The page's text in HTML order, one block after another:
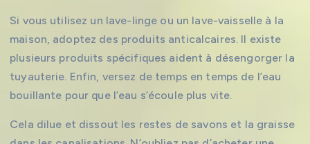
Si vous utilisez un lave-linge ou un lave-vaisselle à la
maison, adoptez des produits anticalcaires. Il existe
plusieurs produits spécifiques aident à désengorger la
tuyauterie. Enfin, versez de temps en temps de l’eau
bouillante pour que l’eau s’écoule plus vite.
Cela dilue et dissout les restes de savons et la graisse